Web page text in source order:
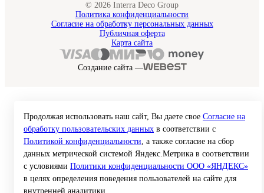
© 2026 Interra Deco Group
Политика конфиденциальности
Согласие на обработку персональных данных
Публичная оферта
Карта сайта
Создание сайта —
Продолжая использовать наш сайт, Вы даете свое Согласие на
обработку пользовательских данных в соответствии с
Политикой конфиденциальности, а также согласие на сбор
данных метрической системой Яндекс.Метрика в соответствии
с условиями Политики конфиденциальности ООО «ЯНДЕКС»
в целях определения поведения пользователей на сайте для
внутренней аналитики.